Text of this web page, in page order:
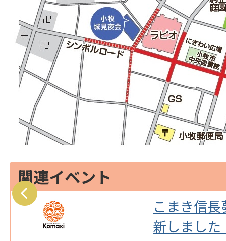
関連イベント
こまき信
新しました